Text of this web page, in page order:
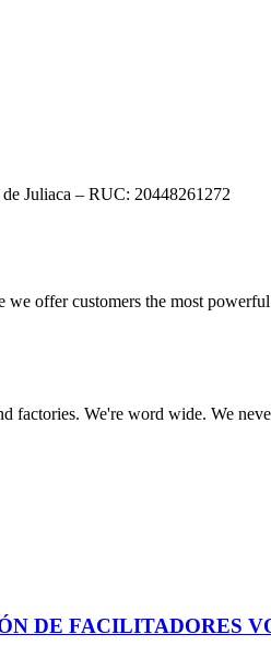
Juliaca – RUC: 20448261272
we offer customers the most
factories. We're word wide. We
DE FACILITADORES